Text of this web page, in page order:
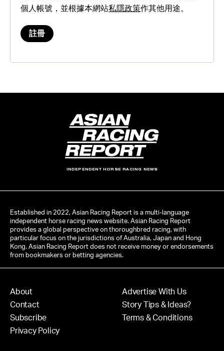
個人帳號，並根據本網站私隱政策作其他用途。
註冊
INDEPENDENT HORSE RACING NEWS
Established in 2022, Asian Racing Report is a multi-language
independent horse racing news website. Asian Racing Report
provides a global perspective on thoroughbred racing, with
particular focus on the jurisdictions of Australia, Japan and Hong
Kong. Asian Racing Report does not receive money or endorsements
from bookmakers or betting agencies.
About
Contact
Subscribe
Privacy Policy
Advertise With Us
Story Tips & Ideas?
Terms & Conditions